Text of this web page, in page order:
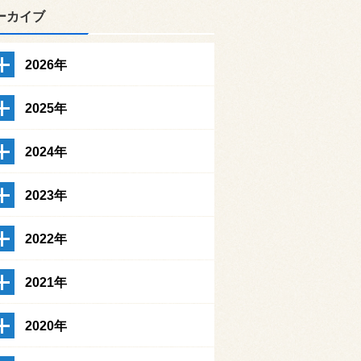
カイブ
2026年
2025年
2024年
2023年
2022年
2021年
2020年